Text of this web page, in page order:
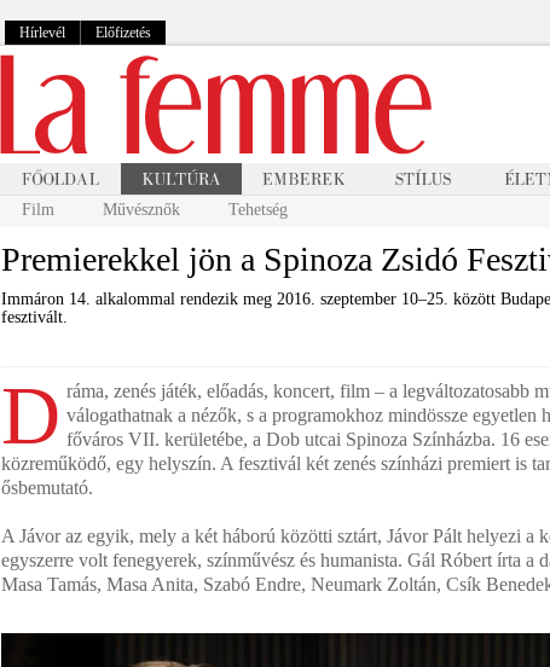
Hírlevél Előfizetés
Film Művésznők Tehetség
Premierekkel jön a Spinoza Zsidó
Immáron 14. alkalommal rendezik meg 2016. szeptember 10–25. között
fesztivált.
D ráma, zenés játék, előadás, koncert, film – a legváltozatosabb
válogathatnak a nézők, s a programokhoz mindössze egyetlen
főváros VII. kerületébe, a Dob utcai Spinoza Színházba. 16
közreműködő, egy helyszín. A fesztivál két zenés színházi premiert is
ősbemutató.
A Jávor az egyik, mely a két háború közötti sztárt, Jávor Pált helyezi a
egyszerre volt fenegyerek, színművész és humanista. Gál Róbert írta a
Masa Tamás, Masa Anita, Szabó Endre, Neumark Zoltán, Csík